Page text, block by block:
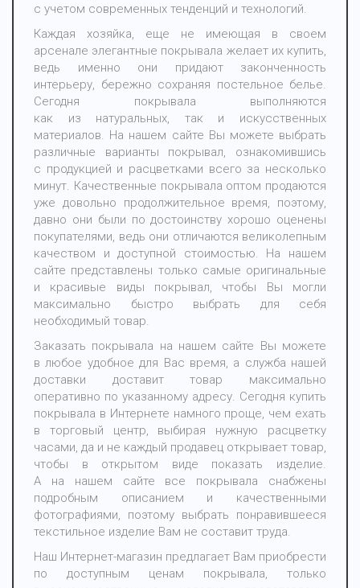
с учетом современных тенденций и технологий.
Каждая хозяйка, еще не имеющая в своем
арсенале элегантные покрывала желает их купить,
ведь именно они придают законченность
интерьеру, бережно сохраняя постельное белье.
Сегодня покрывала выполняются
как из натуральных, так и искусственных
материалов. На нашем сайте Вы можете выбрать
различные варианты покрывал, ознакомившись
с продукцией и расцветками всего за несколько
минут. Качественные покрывала оптом продаются
уже довольно продолжительное время, поэтому,
давно они были по достоинству хорошо оценены
покупателями, ведь они отличаются великолепным
качеством и доступной стоимостью. На нашем
сайте представлены только самые оригинальные
и красивые виды покрывал, чтобы Вы могли
максимально быстро выбрать для себя
необходимый товар.
Заказать покрывала на нашем сайте Вы можете
в любое удобное для Вас время, а служба нашей
доставки доставит товар максимально
оперативно по указанному адресу. Сегодня купить
покрывала в Интернете намного проще, чем ехать
в торговый центр, выбирая нужную расцветку
часами, да и не каждый продавец открывает товар,
чтобы в открытом виде показать изделие.
А на нашем сайте все покрывала снабжены
подробным описанием и качественными
фотографиями, поэтому выбрать понравившееся
текстильное изделие Вам не составит труда.
Наш Интернет-магазин предлагает Вам приобрести
по доступным ценам покрывала, только